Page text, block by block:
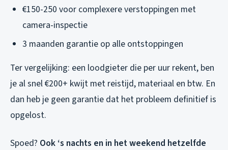
€150-250 voor complexere verstoppingen met
camera-inspectie
3 maanden garantie op alle ontstoppingen
Ter vergelijking: een loodgieter die per uur rekent, ben
je al snel €200+ kwijt met reistijd, materiaal en btw. En
dan heb je geen garantie dat het probleem definitief is
opgelost.
Spoed? Ook ‘s nachts en in het weekend hetzelfde